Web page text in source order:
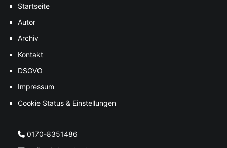
Startseite
Autor
Archiv
Kontakt
DSGVO
Impressum
Cookie Status & Einstellungen
0170-8351486